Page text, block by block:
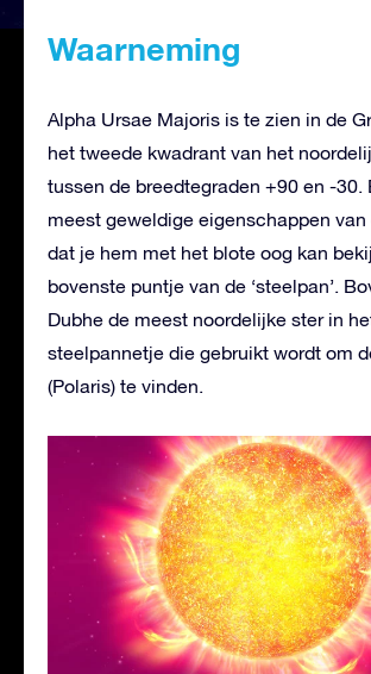
Waarneming
Alpha Ursae Majoris is te zien in de
het tweede kwadrant van het
tussen de breedtegraden +90 en -30.
meest geweldige eigenschappen van
dat je hem met het blote oog kan
bovenste puntje van de ‘steelpan’.
Dubhe de meest noordelijke ster in
steelpannetje die gebruikt wordt om
(Polaris) te vinden.